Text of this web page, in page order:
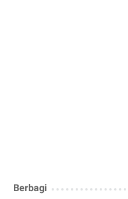
Berbagi